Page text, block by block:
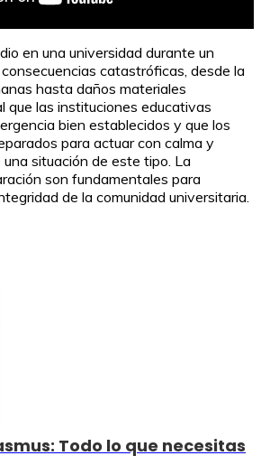
en una universidad durante un
catastróficas, desde la
hasta daños materiales
que las instituciones educativas
bien establecidos y que los
para actuar con calma y
situación de este tipo. La
son fundamentales para
de la comunidad universitaria.
Todo lo que necesitas